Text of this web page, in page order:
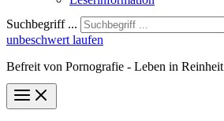
Suchbegriff ...
unbeschwert laufen
Befreit von Pornografie - Leben in Reinheit